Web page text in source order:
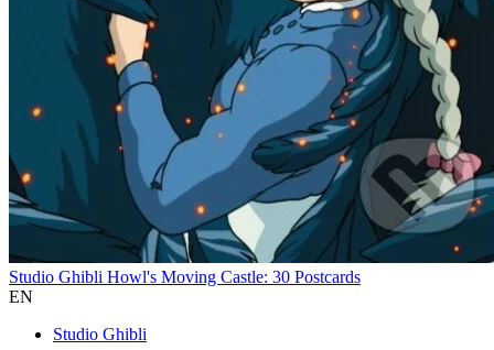
Studio Ghibli Howl's Moving Castle: 30 Postcards
EN
Studio Ghibli